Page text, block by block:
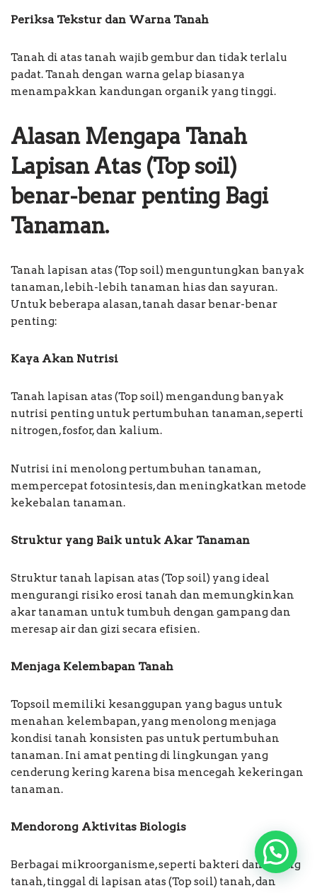
Periksa Tekstur dan Warna Tanah
Tanah di atas tanah wajib gembur dan tidak terlalu
padat. Tanah dengan warna gelap biasanya
menampakkan kandungan organik yang tinggi.
Alasan Mengapa Tanah
Lapisan Atas (Top soil)
benar-benar penting Bagi
Tanaman.
Tanah lapisan atas (Top soil) menguntungkan banyak
tanaman, lebih-lebih tanaman hias dan sayuran.
Untuk beberapa alasan, tanah dasar benar-benar
penting:
Kaya Akan Nutrisi
Tanah lapisan atas (Top soil) mengandung banyak
nutrisi penting untuk pertumbuhan tanaman, seperti
nitrogen, fosfor, dan kalium.
Nutrisi ini menolong pertumbuhan tanaman,
mempercepat fotosintesis, dan meningkatkan metode
kekebalan tanaman.
Struktur yang Baik untuk Akar Tanaman
Struktur tanah lapisan atas (Top soil) yang ideal
mengurangi risiko erosi tanah dan memungkinkan
akar tanaman untuk tumbuh dengan gampang dan
meresap air dan gizi secara efisien.
Menjaga Kelembapan Tanah
Topsoil memiliki kesanggupan yang bagus untuk
menahan kelembapan, yang menolong menjaga
kondisi tanah konsisten pas untuk pertumbuhan
tanaman. Ini amat penting di lingkungan yang
cenderung kering karena bisa mencegah kekeringan
tanaman.
Mendorong Aktivitas Biologis
Berbagai mikroorganisme, seperti bakteri dan cacing
tanah, tinggal di lapisan atas (Top soil) tanah, dan